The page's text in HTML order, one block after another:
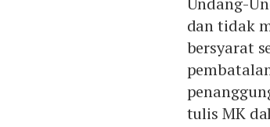
dan tidak
bersyarat
tulis MK